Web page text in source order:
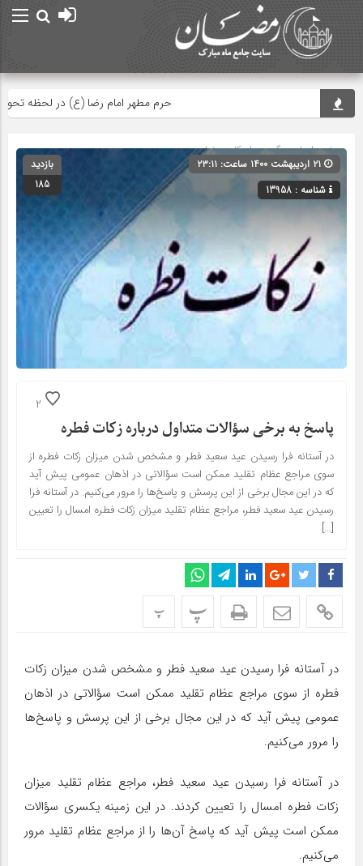
حرم مطهر امام رضا (ع) در لحظه تحویل
صفحه اصلی» گروه »احکام رمضان
شناسه : 13958
بازدید
185
2
پاسخ به برخی سؤالات متداول درباره زکات فطره
در آستانه فرا رسیدن عید سعید فطر و مشخص شدن میزان زکات فطره از
سوی مراجع عظام تقلید ممکن است سؤالاتی در اذهان عمومی پیش آید
که در این مجال برخی از این پرسش و پاسخ‌ها را مرور می‌کنیم. در آستانه فرا
رسیدن عید سعید فطر، مراجع عظام تقلید میزان زکات فطره امسال را تعیین
[…]
پ پ
در آستانه فرا رسیدن عید سعید فطر و مشخص شدن میزان زکات
فطره از سوی مراجع عظام تقلید ممکن است سؤالاتی در اذهان
عمومی پیش آید که در این مجال برخی از این پرسش و پاسخ‌ها
را مرور می‌کنیم.
در آستانه فرا رسیدن عید سعید فطر، مراجع عظام تقلید میزان
زکات فطره امسال را تعیین کردند. در این زمینه یکسری سؤالات
ممکن است پیش آید که پاسخ آن‌ها را از مراجع عظام تقلید مرور
می‌کنیم.